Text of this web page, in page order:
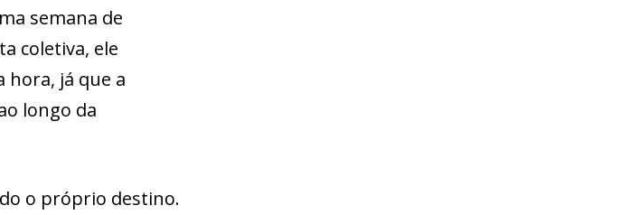
semana de
coletiva, ele
hora, já que a
longo da
o próprio destino.